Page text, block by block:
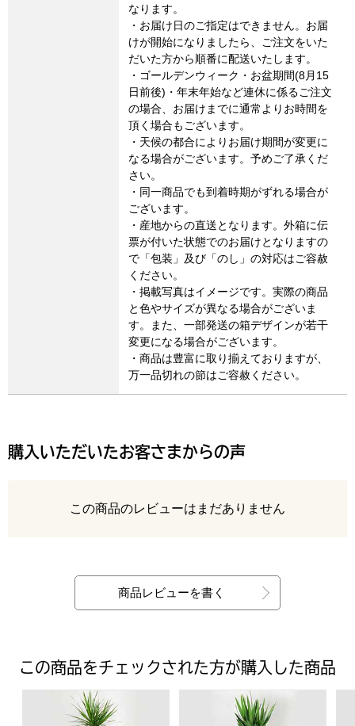
なります。
・お届け日のご指定はできません。お届
けが開始になりましたら、ご注文をいた
だいた方から順番に配送いたします。
・ゴールデンウィーク・お盆期間(8月15
日前後)・年末年始など連休に係るご注文
の場合、お届けまでに通常よりお時間を
頂く場合もございます。
・天候の都合によりお届け期間が変更に
なる場合がございます。予めご了承くだ
さい。
・同一商品でも到着時期がずれる場合が
ございます。
・産地からの直送となります。外箱に伝
票が付いた状態でのお届けとなりますの
で「包装」及び「のし」の対応はご容赦
ください。
・掲載写真はイメージです。実際の商品
と色やサイズが異なる場合がございま
す。また、一部発送の箱デザインが若干
変更になる場合がございます。
・商品は豊富に取り揃えておりますが、
万一品切れの節はご容赦ください。
購入いただいたお客さまからの声
レビュー
この商品のレビューはまだありません
商品レビューを書く
この商品をチェックされた方が購入した商品
リーフ 観葉植物 コンシンネ8寸（SUSTEE付き）【年間
リーフ 観葉植物 ユッカ8寸（